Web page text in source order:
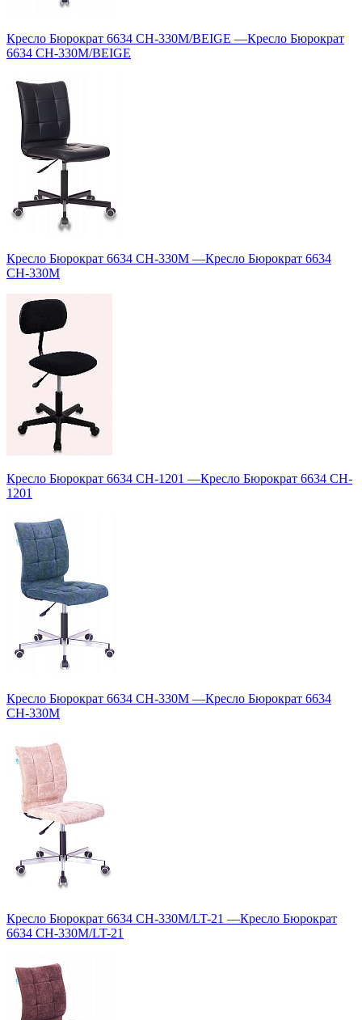
Кресло Бюрократ 6634 CH-330M/BEIGE —Кресло Бюрократ
6634 CH-330M/BEIGE
Кресло Бюрократ 6634 CH-330M —Кресло Бюрократ 6634
CH-330M
Кресло Бюрократ 6634 CH-1201 —Кресло Бюрократ 6634 CH-
1201
Кресло Бюрократ 6634 CH-330M —Кресло Бюрократ 6634
CH-330M
Кресло Бюрократ 6634 CH-330M/LT-21 —Кресло Бюрократ
6634 CH-330M/LT-21